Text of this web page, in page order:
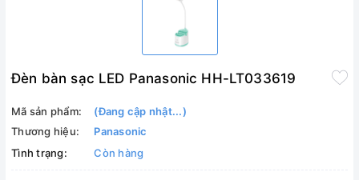
Đèn bàn sạc LED Panasonic HH-LT033619
Mã sản phẩm:
(Đang cập nhật...)
Thương hiệu:
Panasonic
Tình trạng:
Còn hàng